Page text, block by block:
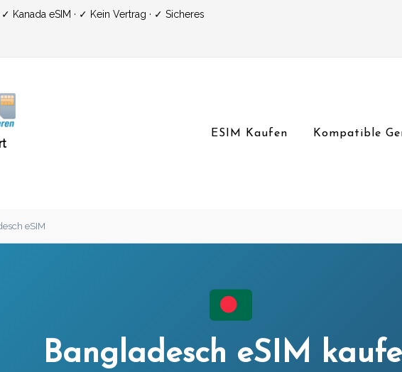
Kanada eSIM · ✓ Kein Vertrag · ✓ Sicheres
ESIM Kaufen Kompatible
eSIM
Bangladesch eSIM